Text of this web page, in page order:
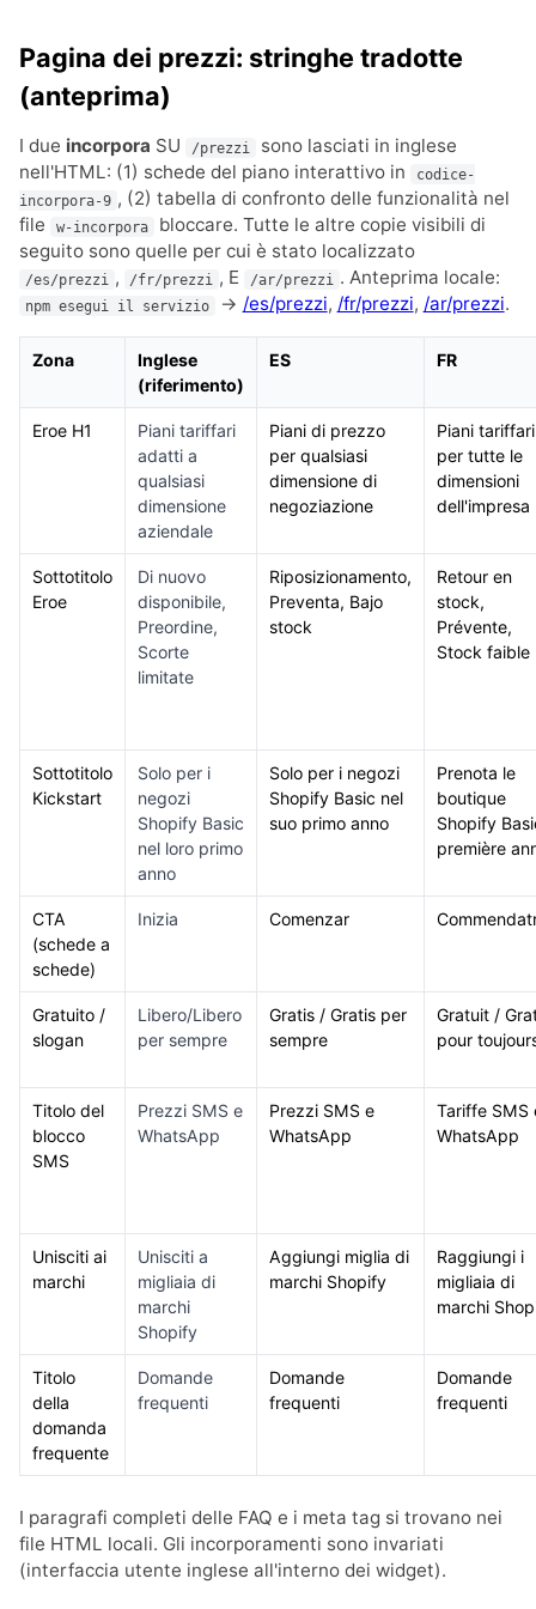
Pagina dei prezzi: stringhe tradotte
(anteprima)
I due incorpora SU /prezzi
sono lasciati in inglese
nell'HTML: (1) schede del piano interattivo in
codice-
incorpora-9 , (2) tabella di confronto delle funzionalità nel
file
w-incorpora
bloccare. Tutte le altre copie visibili di
seguito sono quelle per cui è stato localizzato
/es/prezzi , /fr/prezzi , E /ar/prezzi . Anteprima locale:
npm esegui il servizio → /es/prezzi, /fr/prezzi, /ar/prezzi.
Zona
Inglese
(riferimento)
ES FR
Eroe H1
Piani tariffari
adatti a
qualsiasi
dimensione
aziendale
Piani di prezzo
per qualsiasi
dimensione di
negoziazione
Piani tariffari
per tutte le
dimensioni
dell'impresa
Sottotitolo
Eroe
Di nuovo
disponibile,
Preordine,
Scorte
limitate
Riposizionamento,
Preventa, Bajo
stock
Retour en
stock,
Prévente,
Stock faible
Sottotitolo
Kickstart
Solo per i
negozi
Shopify Basic
nel loro primo
anno
Solo per i negozi
Shopify Basic nel
suo primo anno
Prenota le
boutique
Shopify
première
CTA
(schede a
schede)
Inizia Comenzar
Gratuito /
slogan
Libero/Libero
per sempre
Gratis / Gratis per
sempre
Gratuit /
pour
Titolo del
blocco
SMS
Prezzi SMS e
WhatsApp
Prezzi SMS e
WhatsApp
Tariffe SMS
WhatsApp
Unisciti ai
marchi
Unisciti a
migliaia di
marchi
Shopify
Aggiungi miglia di
marchi Shopify
Raggiungi i
migliaia di
marchi
Titolo
della
domanda
frequente
Domande
frequenti
Domande
frequenti
Domande
frequenti
I paragrafi completi delle FAQ e i meta tag si trovano nei
file HTML locali. Gli incorporamenti sono invariati
(interfaccia utente inglese all'interno dei widget).